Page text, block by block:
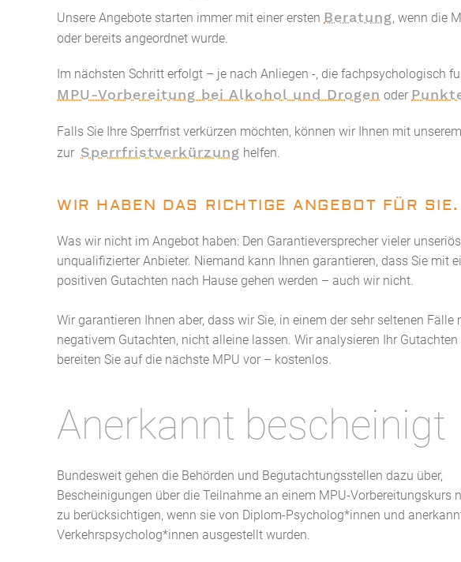
Unsere Angebote starten immer mit einer ersten Beratung, wenn die
oder bereits angeordnet wurde.
Im nächsten Schritt erfolgt – je nach Anliegen -, die fachpsychologisch
MPU-Vorbereitung bei Alkohol und Drogen oder
Falls Sie Ihre Sperrfrist verkürzen möchten, können wir Ihnen mit
zur Sperrfristverkürzung helfen.
WIR HABEN DAS RICHTIGE ANGEBOT FÜR SIE.
Was wir nicht im Angebot haben: Den Garantieversprecher vieler
unqualifizierter Anbieter. Niemand kann Ihnen garantieren, dass Sie mit
positiven Gutachten nach Hause gehen werden – auch wir nicht.
Wir garantieren Ihnen aber, dass wir Sie, in einem der sehr seltenen Fälle
negativem Gutachten, nicht alleine lassen. Wir analysieren Ihr Gutachten
bereiten Sie auf die nächste MPU vor – kostenlos.
Anerkannt bescheinigt
Bundesweit gehen die Behörden und Begutachtungsstellen dazu über,
Bescheinigungen über die Teilnahme an einem MPU-Vorbereitungskurs
zu berücksichtigen, wenn sie von Diplom-Psycholog*innen und
Verkehrspsycholog*innen ausgestellt wurden.